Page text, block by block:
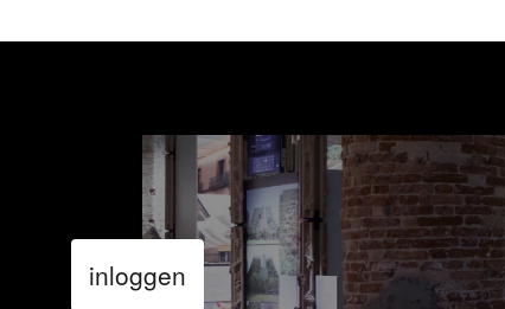
inloggen